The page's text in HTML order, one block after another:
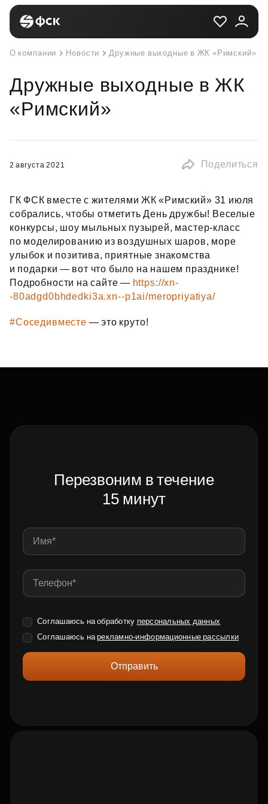
О компании Новости Дружные выходные в ЖК «Римский»
Дружные выходные в ЖК
«Римский»
2 августа 2021 Поделиться
ГК ФСК вместе с жителями ЖК «Римский» 31 июля
собрались, чтобы отметить День дружбы! Веселые
конкурсы, шоу мыльных пузырей, мастер‑класс
по моделированию из воздушных шаров, море
улыбок и позитива, приятные знакомства
и подарки — вот что было на нашем празднике!
Подробности на сайте — https://xn-
-80adgd0bhdedki3a.xn--p1ai/meropriyatiya/
#Соседивместе — это круто!
Перезвоним в течение
15 минут
Соглашаюсь на обработку персональных данных
Соглашаюсь нарекламно-информационные рассылки
Отправить